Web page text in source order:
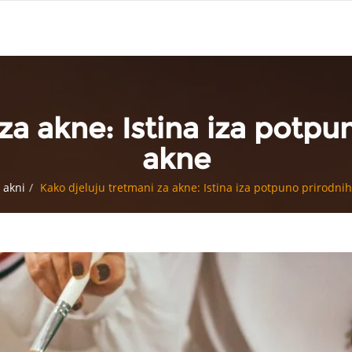
akne: Istina iza
akne
akni Kako djeluju tretmani za akne: Istina iza potpuno